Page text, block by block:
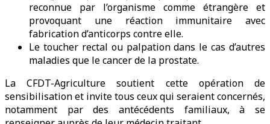
reconnue par l’organisme comme étrangère et
provoquant une réaction immunitaire avec
fabrication d’anticorps contre elle.
Le toucher rectal ou palpation dans le cas d’autres
maladies que le cancer de la prostate.
La CFDT-Agriculture soutient cette opération de
sensibilisation et invite tous ceux qui seraient concernés,
notamment par des antécédents familiaux, à se